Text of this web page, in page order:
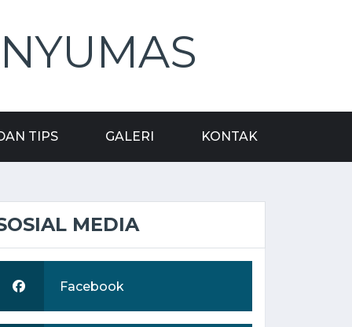
TIPS GALERI KONTAK
MEDIA
Facebook